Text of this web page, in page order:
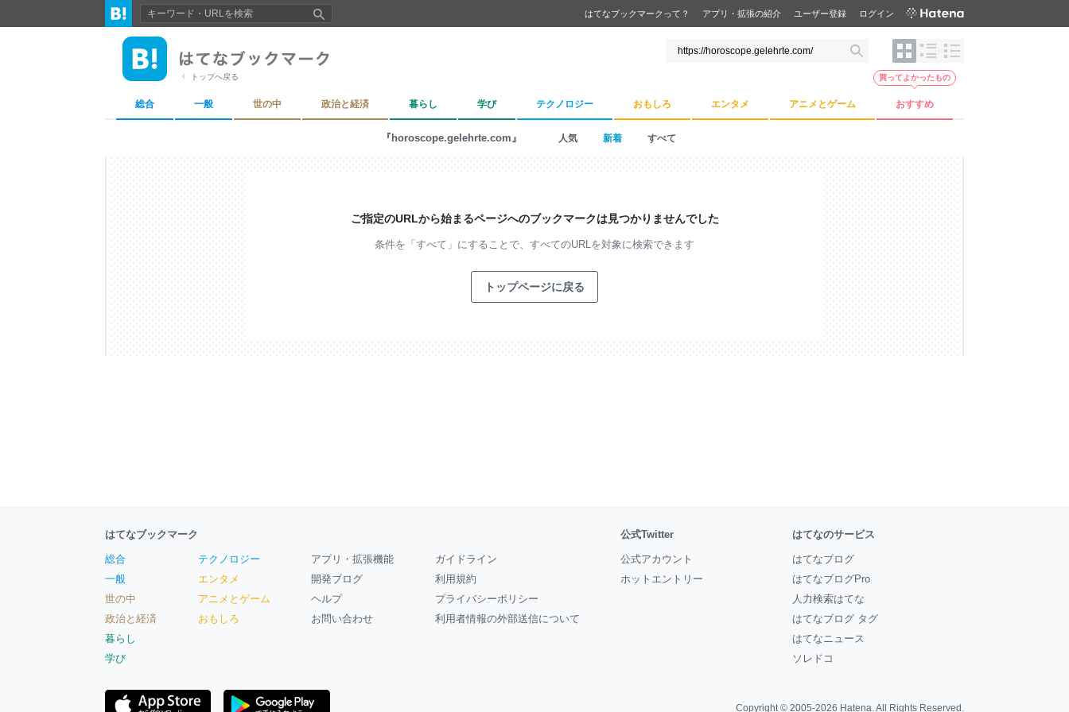
はてなブックマークって？ アプリ・拡張の紹介 ユーザー登録 ログイン
トップへ戻る
総合 一般 世の中 政治と経済 暮らし 学び テクノロジー おもしろ エンタメ アニメとゲーム おすすめ
買ってよかったもの
『horoscope.gelehrte.com』 人気 新着 すべて
ご指定のURLから始まるページへのブックマークは見つかりませんでした
条件を「すべて」にすることで、 すべてのURLを対象に検索できます
トップページに戻る
はてなブックマーク
総合
一般
世の中
政治と経済
暮らし
学び
テクノロジー
エンタメ
アニメとゲーム
おもしろ
アプリ・拡張機能
開発ブログ
ヘルプ
お問い合わせ
ガイドライン
利用規約
プライバシーポリシー
利用者情報の外部送信について
公式Twitter
公式アカウント
ホットエントリー
はてなのサービス
はてなブログ
はてなブログPro
人力検索はてな
はてなブログ タグ
はてなニュース
ソレドコ
Copyright © 2005-2026 Hatena. All Rights Reserved.